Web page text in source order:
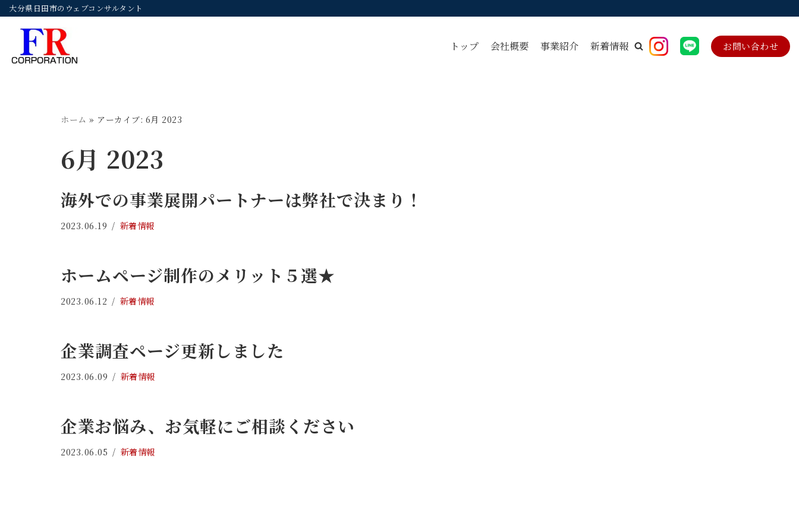
テ
大分県日田市のウェブコンサルタント
トップ 会社概要 事業紹介 新着情報 お問い合わせ
ホーム » アーカイブ: 6月 2023
6月 2023
海外での事業展開パートナーは弊社で決まり！
2023.06.19 新着情報
ホームページ制作のメリット５選★
2023.06.12 新着情報
企業調査ページ更新しました
2023.06.09 新着情報
企業お悩み、お気軽にご相談ください
2023.06.05 新着情報